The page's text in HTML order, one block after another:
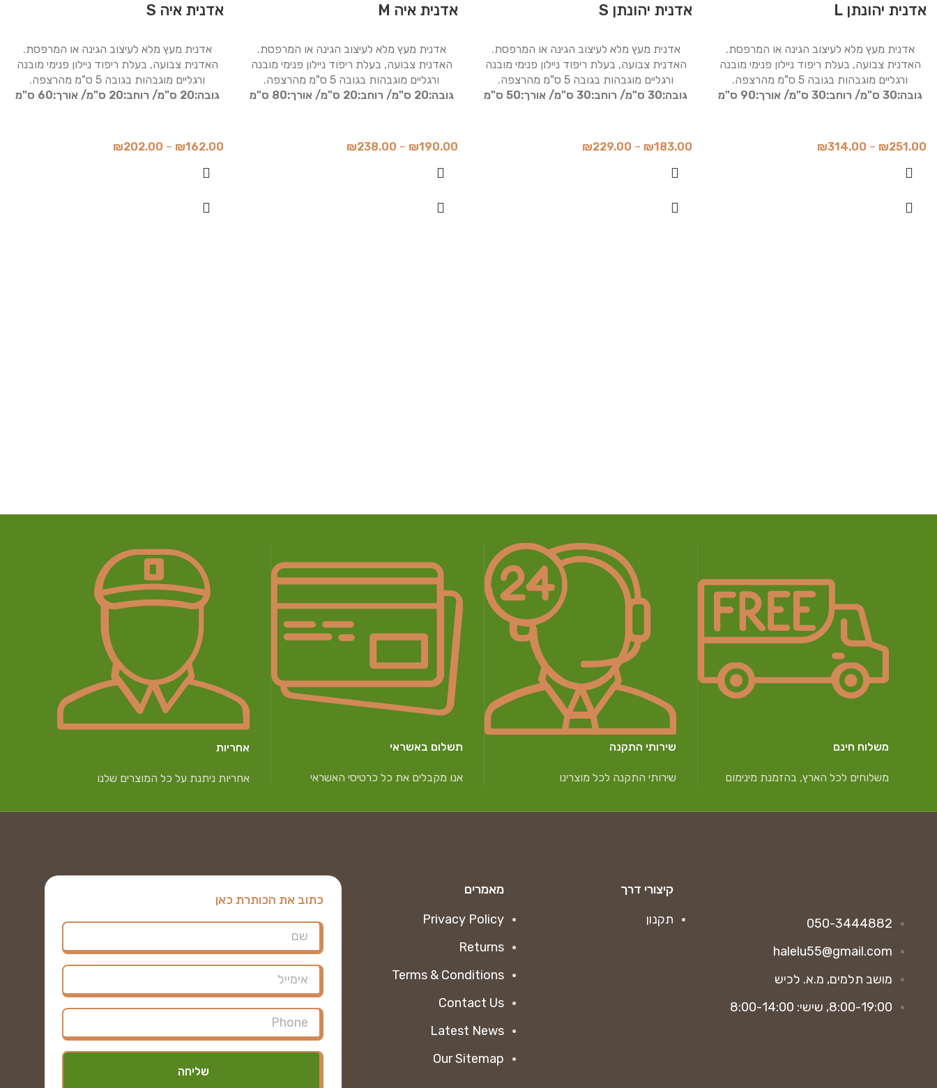
אדנית יהונתן L
אדנית מעץ מלא לעיצוב הגינה או המרפסת.
האדנית צבועה, בעלת ריפוד ניילון פנימי מובנה
ורגליים מוגבהות בגובה 5 ס"מ מהרצפה.
גובה:30 ס"מ/
רוחב:30 ס"מ/ אורך:90 ס"מ
₪251.00
–
₪314.00
אדנית יהונתן S
אדנית מעץ מלא לעיצוב הגינה או המרפסת.
האדנית צבועה, בעלת ריפוד ניילון פנימי מובנה
ורגליים מוגבהות בגובה 5 ס"מ מהרצפה.
גובה:30 ס"מ/
רוחב:30 ס"מ/ אורך:50 ס"מ
₪183.00
–
₪229.00
אדנית איה M
אדנית מעץ מלא לעיצוב הגינה או המרפסת.
האדנית צבועה, בעלת ריפוד ניילון פנימי מובנה
ורגליים מוגבהות בגובה 5 ס"מ מהרצפה.
גובה:20 ס"מ/
רוחב:20 ס"מ/ אורך:80 ס"מ
₪190.00
–
₪238.00
אדנית איה S
אדנית מעץ מלא לעיצוב הגינה או המרפסת.
האדנית צבועה, בעלת ריפוד ניילון פנימי מובנה
ורגליים מוגבהות בגובה 5 ס"מ מהרצפה.
גובה:20 ס"מ/
רוחב:20 ס"מ/ אורך:60 ס"מ
₪162.00
–
₪202.00
משלוח חינם
משלוחים לכל הארץ, בהזמנת מינימום
שירותי התקנה
שירותי התקנה לכל מוצרינו
תשלום באשראי
אנו מקבלים את כל כרטיסי האשראי
אחריות
אחריות ניתנת על כל המוצרים שלנו
050-3444882
halelu55@gmail.com
מושב תלמים, מ.א. לכיש
8:00-19:00, שישי: 8:00-14:00
קיצורי דרך
תקנון
מאמרים
Privacy Policy
Returns
Terms & Conditions
Contact Us
Latest News
Our Sitemap
כתוב את הכותרת כאן
שליחה